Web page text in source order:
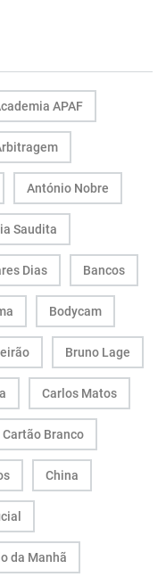
APAF
António Nobre
Saudita
Dias Bancos
Bodycam
Bruno Lage
Carlos Matos
Cartão Branco
China
da Manhã